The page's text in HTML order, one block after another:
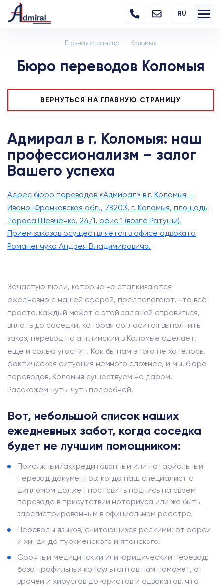
RU
Главная страница Коломыя
Бюро переводов Коломыя
ВЕРНУТЬСЯ НА ГЛАВНУЮ СТРАНИЦУ
Адмирал в г. Коломыя: наш
профессионализм – залог
Вашего успеха
Адрес бюро переводов «Адмирал» в г. Коломыя —
Ивано-Франковская обл., 78203, г. Коломыя, площадь
Тараса Шевченко, 24/1, офис 1 (возле Ратуши).
Прием заказов осуществляется в офисе адвоката
Романенчука Андрея Владимировича.
Зачастую люди, которые не сталкиваются
ежедневно с нашей сферой, предполагают, что всё
просто, каждый может с этой задачей справиться,
вплоть до соседки, которая согласится выполнить
заказ, перевод на английский в Коломые сделает,
ещё и солью угостит. Как бы нам этого не хотелось,
фактическая ситуация немного сложнее, и мы, бюро
переводов, Коломыя существуем не даром.
Расскажем чуть-чуть подробней.
Вот, небольшой список наших
ежедневных забот, когда соседка
будет не лучшим помощником:
Присяжный/аккредитованный или нотариальный
перевод документов: когда наш специалист с
дипломом должен поставить подпись на своём
переводе в присутствии нотариуса или же быть
зарегистрированным в официальном реестре.
Переводы языков, считающихся редкими: от фарси
и хинди до туркменского и японского.
Срочный медицинский или юридический перевод:
база профильных консультантов нам поможет, от
врачей и хирургов до юристов и адвокатов, что